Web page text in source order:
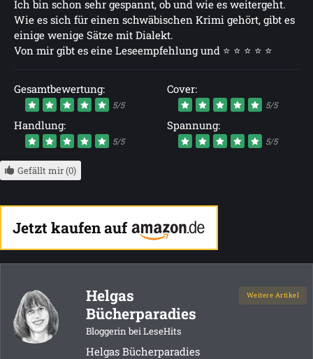
Ich bin schon sehr gespannt, ob und wie es weitergeht.
Wie es sich für einen schwäbischen Krimi gehört, gibt es
einige wenige Sätze mit Dialekt.
Von mir gibt es eine Leseempfehlung und ⭐ ⭐ ⭐ ⭐ ⭐
Gesamtbewertung:
5/5
Cover:
5/5
Handlung:
5/5
Spannung:
5/5
Gefällt mir (0)
Jetzt kaufen auf
Helgas
Bücherparadies
Bloggerin bei LeseHits
Weitere Artikel
Helgas Bücherparadies